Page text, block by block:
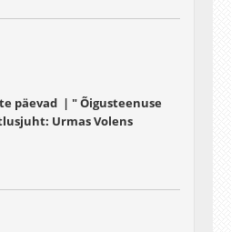
päevad | " Õigusteenuse
Urmas Volens